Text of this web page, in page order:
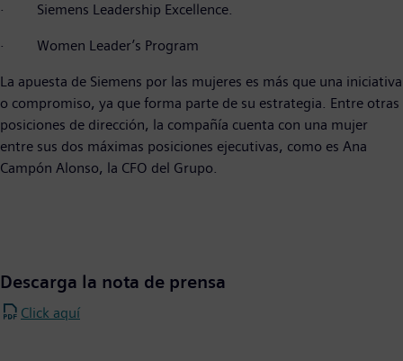
· Siemens Leadership Excellence.
· Women Leader’s Program
La apuesta de Siemens por las mujeres es más que una iniciativa
o compromiso, ya que forma parte de su estrategia. Entre otras
posiciones de dirección, la compañía cuenta con una mujer
entre sus dos máximas posiciones ejecutivas, como es Ana
Campón Alonso, la CFO del Grupo.
Descarga la nota de prensa
Click aquí